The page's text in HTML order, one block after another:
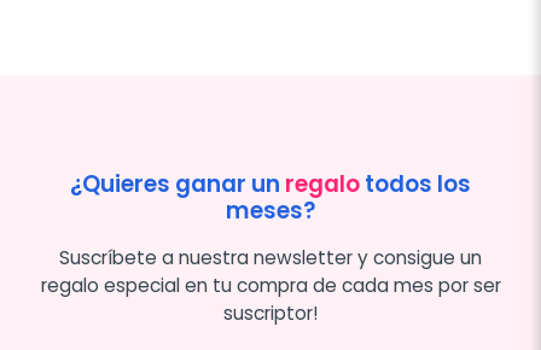
¿Quieres ganar un regalotodos los
meses?
Suscríbete a nuestra newsletter y consigue un
regalo especial en tu compra de cada mes por ser
suscriptor!